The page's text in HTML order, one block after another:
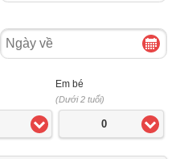
Ngày
về
Em bé
(Dưới 2 tuổi)
0